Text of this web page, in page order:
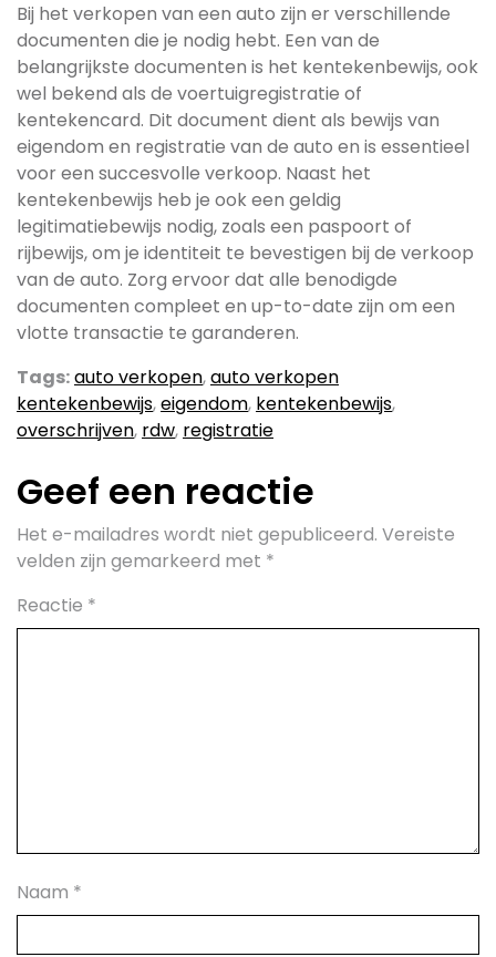
Bij het verkopen van een auto zijn er verschillende
documenten die je nodig hebt. Een van de
belangrijkste documenten is het kentekenbewijs, ook
wel bekend als de voertuigregistratie of
kentekencard. Dit document dient als bewijs van
eigendom en registratie van de auto en is essentieel
voor een succesvolle verkoop. Naast het
kentekenbewijs heb je ook een geldig
legitimatiebewijs nodig, zoals een paspoort of
rijbewijs, om je identiteit te bevestigen bij de verkoop
van de auto. Zorg ervoor dat alle benodigde
documenten compleet en up-to-date zijn om een
vlotte transactie te garanderen.
Tags:auto verkopen,auto verkopen
kentekenbewijs,eigendom, kentekenbewijs,
overschrijven, rdw, registratie
Geef een reactie
Het e-mailadres wordt niet gepubliceerd. Vereiste
velden zijn gemarkeerd met *
Reactie *
Naam *